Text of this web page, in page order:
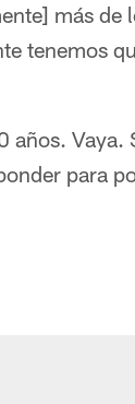
más de
tenemos
Vaya.
para